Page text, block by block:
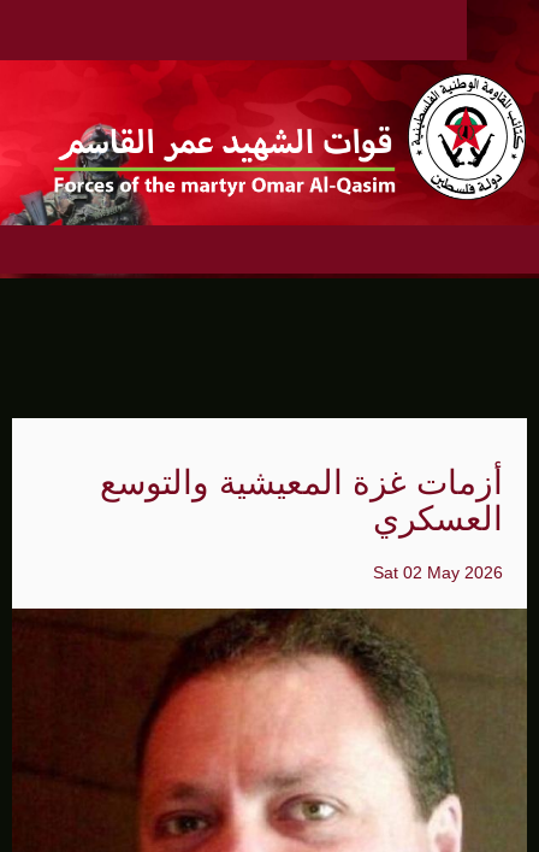
أزمات غزة المعيشية والتوسع
العسكري
Sat 02 May 2026